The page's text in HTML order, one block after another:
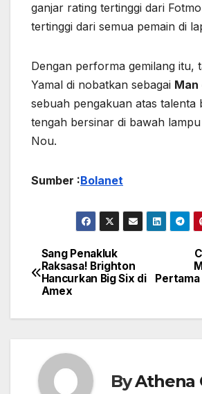
ganjar rating tertinggi dari
tertinggi dari semua pemain di
Dengan performa gemilang itu,
Yamal di nobatkan sebagai
sebuah pengakuan atas talenta
tengah bersinar di bawah
Nou.
Sumber :Bolanet
Navigasi
pos
Sang Penakluk
Raksasa! Brighton
Hancurkan Big Six di
Amex
ByAthena